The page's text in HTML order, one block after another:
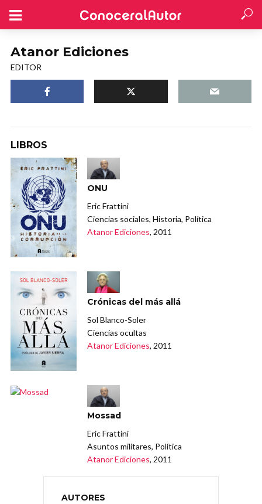
Atanor Ediciones
EDITOR
LIBROS
ONU
Eric Frattini
Ciencias sociales, Historia, Política
Atanor Ediciones, 2011
Crónicas del más allá
Sol Blanco-Soler
Ciencias ocultas
Atanor Ediciones, 2011
Mossad
Eric Frattini
Asuntos militares, Política
Atanor Ediciones, 2011
AUTORES